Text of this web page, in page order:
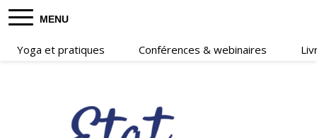
MENU
Yoga et pratiques Conférences & webinaires